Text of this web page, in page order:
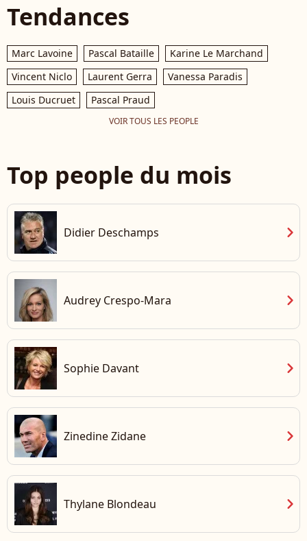
Tendances
Marc Lavoine Pascal Bataille
Karine Le Marchand
Vincent Niclo
Laurent Gerra
Vanessa Paradis
Louis Ducruet
Pascal Praud
VOIR TOUS LES PEOPLE
Top people du mois
Didier Deschamps chevron_right
Audrey Crespo-Mara chevron_right
Sophie Davant chevron_right
Zinedine Zidane chevron_right
Thylane Blondeau chevron_right